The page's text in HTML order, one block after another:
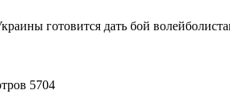
готовится дать бой
5704